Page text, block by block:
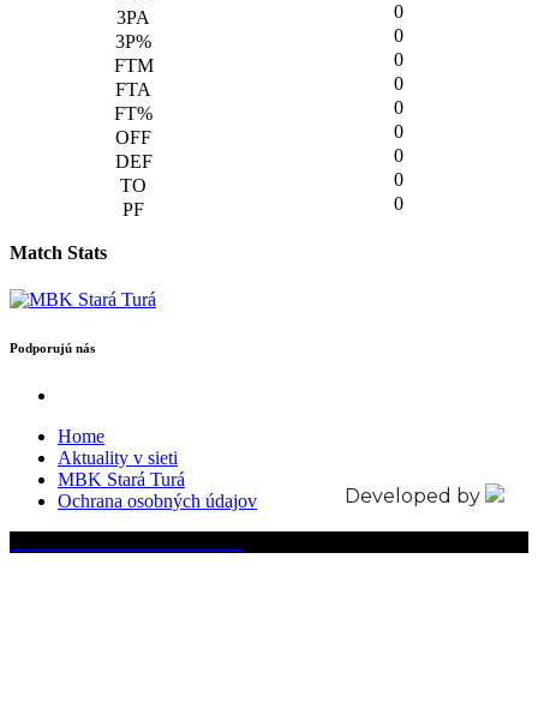
0
0
0
0
0
0
0
0
0
Match Stats
Podporujú nás
Home
Aktuality v sieti
MBK Stará Turá
Ochrana osobných údajov
Developed by